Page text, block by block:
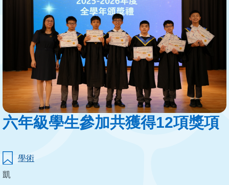
六年級學生參加共獲得12項獎項
學術
凱